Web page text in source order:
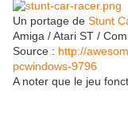
Un portage de Stunt
Amiga / Atari ST /
Source : http://
pcwindows-9796
A noter que le jeu